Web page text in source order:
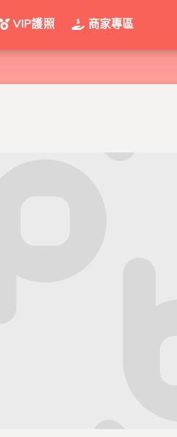
VIP護照 商家專區
Club